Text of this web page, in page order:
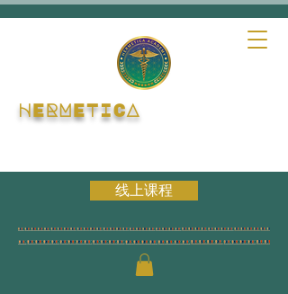
HERMETICA
线上课程